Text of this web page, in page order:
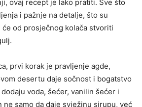
ovaj recept je lako pratiti. Sve što
i pažnje na detalje, što su
od prosječnog kolača stvoriti
prvi korak je pravljenje agde,
desertu daje sočnost i bogatstvo
voda, šećer, vanilin šećer i
ne samo da daje svježinu sirupu, već